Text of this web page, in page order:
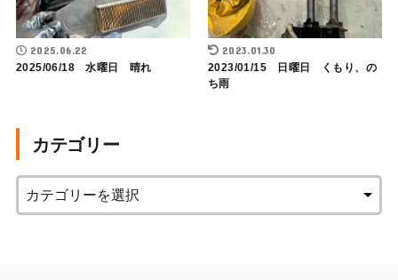
2025.06.22
2025/06/18 水曜日 晴れ
2023.01.30
2023/01/15 日曜日 くもり、の
ち雨
カテゴリー